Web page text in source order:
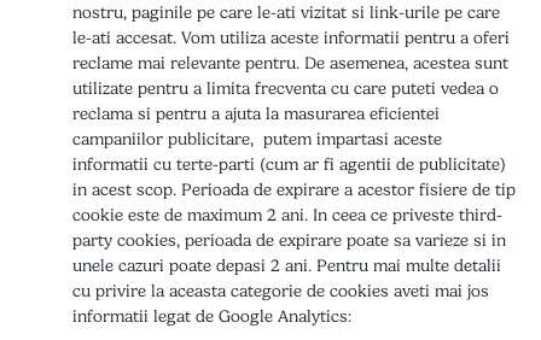
nostru, paginile pe care le-ati vizitat si link-urile pe care
le-ati accesat. Vom utiliza aceste informatii pentru a oferi
reclame mai relevante pentru. De asemenea, acestea sunt
utilizate pentru a limita frecventa cu care puteti vedea o
reclama si pentru a ajuta la masurarea eficientei
campaniilor publicitare, putem impartasi aceste
informatii cu terte-parti (cum ar fi agentii de publicitate)
in acest scop. Perioada de expirare a acestor fisiere de tip
cookie este de maximum 2 ani. In ceea ce priveste third-
party cookies, perioada de expirare poate sa varieze si in
unele cazuri poate depasi 2 ani. Pentru mai multe detalii
cu privire la aceasta categorie de cookies aveti mai jos
informatii legat de Google Analytics: